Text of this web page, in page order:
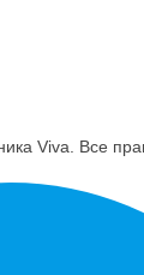
Viva. Все